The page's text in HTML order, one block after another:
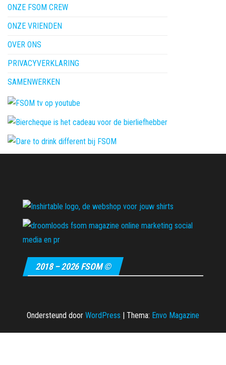
ONZE FSOM CREW
ONZE VRIENDEN
OVER ONS
PRIVACYVERKLARING
SAMENWERKEN
2018 – 2026 FSOM ©
Ondersteund door WordPress | Thema: Envo Magazine